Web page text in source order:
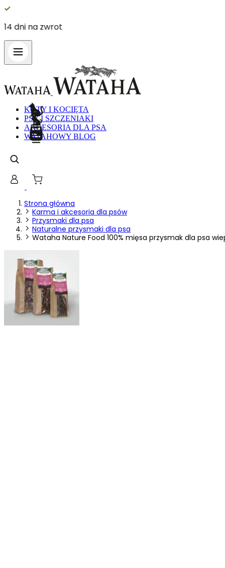
14 dni na zwrot
KOTY I KOCIĘTA
PSY I SZCZENIAKI
AKCESORIA DLA PSA
WATAHOWY BLOG
Strona główna
Karma i akcesoria dla psów
Przysmaki dla psa
Naturalne przysmaki dla psa
Wataha Nature Food 100% mięsa przysmak dla psa